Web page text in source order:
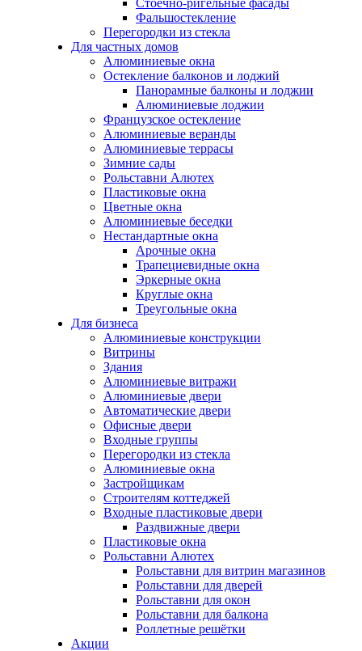
Стоечно-ригельные фасады
Фальшостекление
Перегородки из стекла
Для частных домов
Алюминиевые окна
Остекление балконов и лоджий
Панорамные балконы и лоджии
Алюминиевые лоджии
Французское остекление
Алюминиевые веранды
Алюминиевые террасы
Зимние сады
Рольставни Алютех
Пластиковые окна
Цветные окна
Алюминиевые беседки
Нестандартные окна
Арочные окна
Трапециевидные окна
Эркерные окна
Круглые окна
Треугольные окна
Для бизнеса
Алюминиевые конструкции
Витрины
Здания
Алюминиевые витражи
Алюминиевые двери
Автоматические двери
Офисные двери
Входные группы
Перегородки из стекла
Алюминиевые окна
Застройщикам
Строителям коттеджей
Входные пластиковые двери
Раздвижные двери
Пластиковые окна
Рольставни Алютех
Рольставни для витрин магазинов
Рольставни для дверей
Рольставни для окон
Рольставни для балкона
Роллетные решётки
Акции